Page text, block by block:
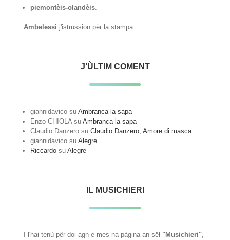
piemontèis-olandèis
Ambelessì j'istrussion për la stampa.
J’ÙLTIM COMENT
giannidavico suAmbranca la sapa
Enzo CHIOLA suAmbranca la sapa
Claudio Danzero suClaudio Danzero, Amore di masca
giannidavico suAlegre
Riccardo suAlegre
IL MUSICHIERI
I l'hai tenù për doi agn e mes na pàgina an sël "Musichieri",